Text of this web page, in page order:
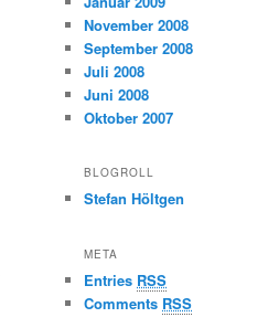
November 2008
September 2008
Juli 2008
Juni 2008
Oktober 2007
BLOGROLL
Stefan Höltgen
META
Entries RSS
Comments RSS